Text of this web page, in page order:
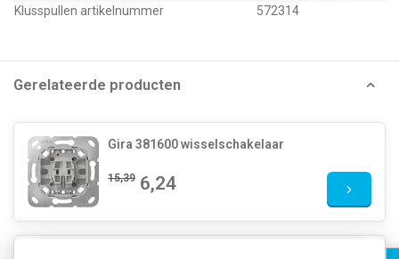
Klusspullen artikelnummer
572314
Gerelateerde producten
Gira 381600 wisselschakelaar
15,39 6,24